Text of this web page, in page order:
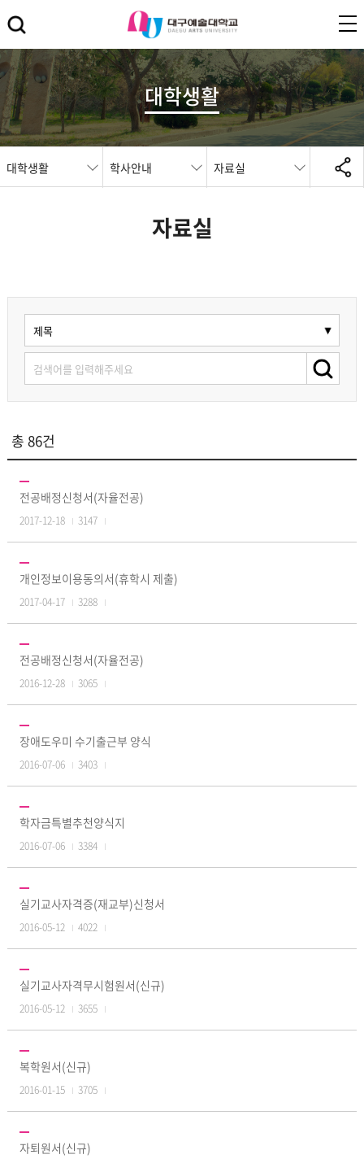
대학생활
대학생활 학사안내 자료실
자료실
총 86건
전공배정신청서(자율전공)
2017-12-18 3147
개인정보이용동의서(휴학시 제출)
2017-04-17 3288
전공배정신청서(자율전공)
2016-12-28 3065
장애도우미 수기출근부 양식
2016-07-06 3403
학자금특별추천양식지
2016-07-06 3384
실기교사자격증(재교부)신청서
2016-05-12 4022
실기교사자격무시험원서(신규)
2016-05-12 3655
복학원서(신규)
2016-01-15 3705
자퇴원서(신규)